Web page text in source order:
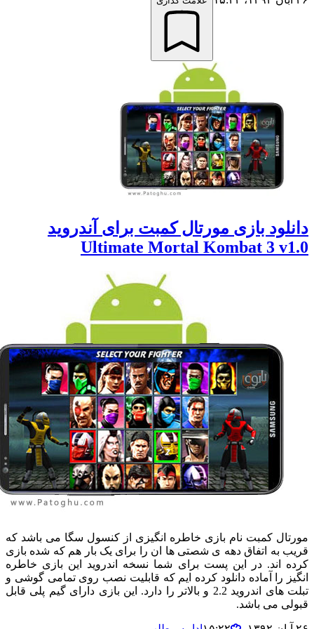
بازی مورتال کمبت برای آندروید
Ultimate Mortal Kombat 3
کمبت نام بازی خاطره انگیزی از کنسول سگا می باشد که
به اتفاق دهه ی شصتی ها ان را برای یک بار هم که شده بازی
اند. در این پست برای شما نسخه اندروید این بازی خاطره
را آماده دانلود کرده ایم که قابلیت نصب روی تمامی گوشی و
تبلت های اندروید 2.2 و بالاتر را دارد. این بازی دارای گیم پلی قابل
می باشد.